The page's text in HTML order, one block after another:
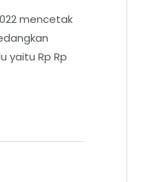
mencetak
yaitu Rp Rp